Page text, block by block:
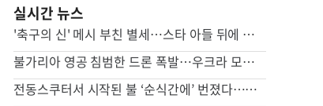
실시간 뉴스
'축구의 신' 메시 부친 별세…스타 아들 뒤에 선 조용한 조력자
불가리아 영공 침범한 드론 폭발…우크라 모델 추정
전동스쿠터서 시작된 불 ‘순식간에’ 번졌다…차량·마을회관 덮쳐